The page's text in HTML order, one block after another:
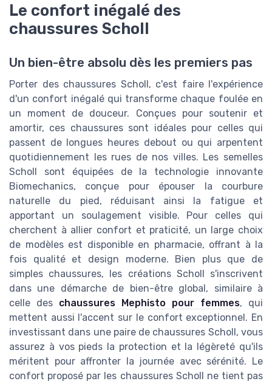
Le confort inégalé des
chaussures Scholl
Un bien-être absolu dès les premiers pas
Porter des chaussures Scholl, c'est faire l'expérience
d'un confort inégalé qui transforme chaque foulée en
un moment de douceur. Conçues pour soutenir et
amortir, ces chaussures sont idéales pour celles qui
passent de longues heures debout ou qui arpentent
quotidiennement les rues de nos villes. Les semelles
Scholl sont équipées de la technologie innovante
Biomechanics, conçue pour épouser la courbure
naturelle du pied, réduisant ainsi la fatigue et
apportant un soulagement visible. Pour celles qui
cherchent à allier confort et praticité, un large choix
de modèles est disponible en pharmacie, offrant à la
fois qualité et design moderne. Bien plus que de
simples chaussures, les créations Scholl s'inscrivent
dans une démarche de bien-être global, similaire à
celle des chaussures Mephisto pour femmes, qui
mettent aussi l'accent sur le confort exceptionnel. En
investissant dans une paire de chaussures Scholl, vous
assurez à vos pieds la protection et la légèreté qu'ils
méritent pour affronter la journée avec sérénité. Le
confort proposé par les chaussures Scholl ne tient pas